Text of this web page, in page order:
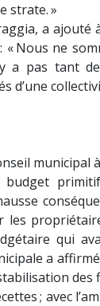
strate. »
a ajouté
« Nous ne
a pas tant
d’une
municipal
les
qui
a
des
; avec